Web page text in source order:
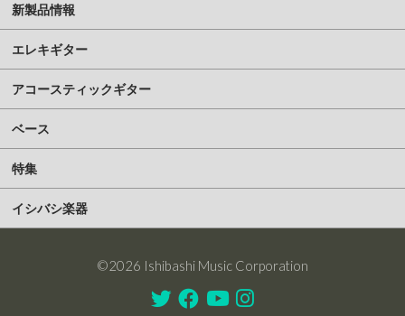
新製品情報
エレキギター
アコースティックギター
ベース
特集
イシバシ楽器
©2026 Ishibashi Music Corporation
TwitterFacebook
YoutubeInstagram